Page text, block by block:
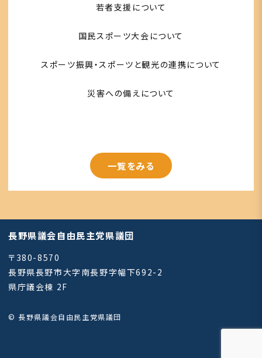
若者支援について
国民スポーツ大会について
スポーツ振興・スポーツと観光の連携について
災害への備えについて
一覧をみる
長野県議会自由民主党県議団
〒380-8570
長野県長野市大字南長野字幅下692-2
県庁議会棟 2F
© 長野県議会自由民主党県議団